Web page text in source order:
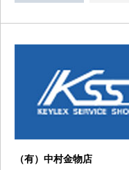
（有）中村金物店